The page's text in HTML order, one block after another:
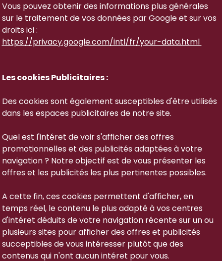
Vous pouvez obtenir des informations plus générales
sur le traitement de vos données par Google et sur vos
droits ici :
https://privacy.google.com/intl/fr/your-data.html
Les cookies Publicitaires :
Des cookies sont également susceptibles d'être utilisés
dans les espaces publicitaires de notre site.
Quel est l'intéret de voir s'afficher des offres
promotionnelles et des publicités adaptées à votre
navigation ? Notre objectif est de vous présenter les
offres et les publicités les plus pertinentes possibles.
A cette fin, ces cookies permettent d'afficher, en
temps réel, le contenu le plus adapté à vos centres
d'intéret déduits de votre navigation récente sur un ou
plusieurs sites pour afficher des offres et publicités
succeptibles de vous intéresser plutôt que des
contenus qui n'ont aucun intéret pour vous.